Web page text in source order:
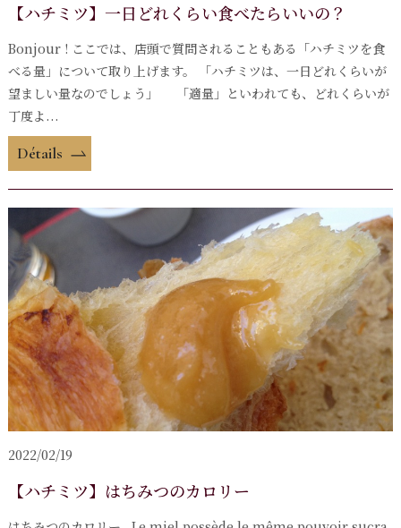
【ハチミツ】一日どれくらい食べたらいいの？
Bonjour ! ここでは、店頭で質問されることもある「ハチミツを食
べる量」について取り上げます。 「ハチミツは、一日どれくらいが
望ましい量なのでしょう」 「適量」といわれても、どれくらいが
丁度よ...
Détails
2022/02/19
【ハチミツ】はちみつのカロリー